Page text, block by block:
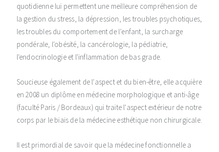
quotidienne lui permettent une meilleure compréhension de
la gestion du stress, la dépression, les troubles psychotiques,
les troubles du comportement de l’enfant, la surcharge
pondérale, l'obésité, la cancérologie, la pédiatrie,
l'endocrinologie et l'inflammation de bas grade.
Soucieuse également de l'aspect et du bien-être, elle acquière
en 2008 un diplôme en médecine morphologique et anti-âge
(faculté Paris / Bordeaux) qui traite l'aspect extérieur de notre
corps par le biais de la médecine esthétique non chirurgicale.
Il est primordial de savoir que la médecine fonctionnelle a